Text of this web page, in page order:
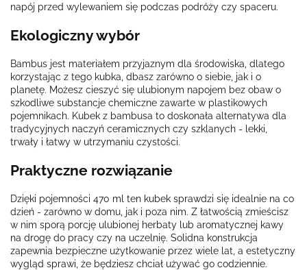
napój przed wylewaniem się podczas podróży czy spaceru.
Ekologiczny wybór
Bambus jest materiałem przyjaznym dla środowiska, dlatego
korzystając z tego kubka, dbasz zarówno o siebie, jak i o
planetę. Możesz cieszyć się ulubionym napojem bez obaw o
szkodliwe substancje chemiczne zawarte w plastikowych
pojemnikach. Kubek z bambusa to doskonała alternatywa dla
tradycyjnych naczyń ceramicznych czy szklanych - lekki,
trwały i łatwy w utrzymaniu czystości.
Praktyczne rozwiązanie
Dzięki pojemności 470 ml ten kubek sprawdzi się idealnie na co
dzień - zarówno w domu, jak i poza nim. Z łatwością zmieścisz
w nim sporą porcję ulubionej herbaty lub aromatycznej kawy
na drogę do pracy czy na uczelnię. Solidna konstrukcja
zapewnia bezpieczne użytkowanie przez wiele lat, a estetyczny
wygląd sprawi, że będziesz chciał używać go codziennie.